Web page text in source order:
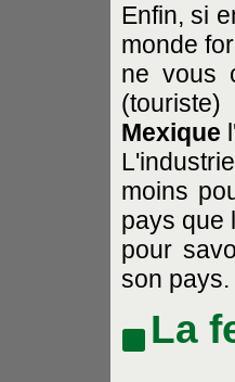
Enfin, si
monde
ne vous
Mexique
moins
pays que
pour
son pays.
La